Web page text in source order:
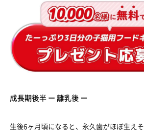
成長期後半 ー 離乳後 ー
生後6ヶ月頃になると、永久歯がほぼ生え